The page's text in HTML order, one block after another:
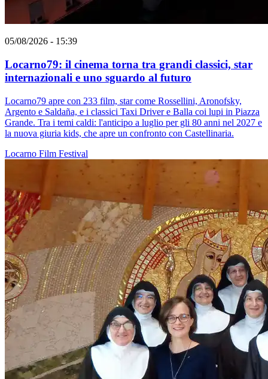
05/08/2026 - 15:39
Locarno79: il cinema torna tra grandi classici, star
internazionali e uno sguardo al futuro
Locarno79 apre con 233 film, star come Rossellini, Aronofsky,
Argento e Saldaña, e i classici Taxi Driver e Balla coi lupi in Piazza
Grande. Tra i temi caldi: l'anticipo a luglio per gli 80 anni nel 2027 e
la nuova giuria kids, che apre un confronto con Castellinaria.
Locarno Film Festival